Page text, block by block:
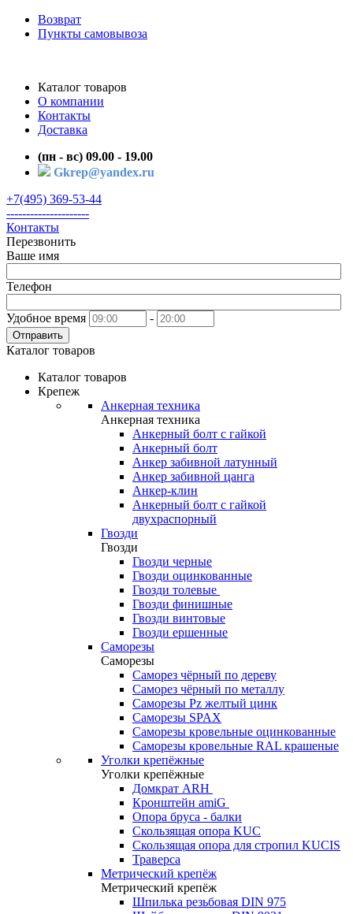
Возврат
Пункты самовывоза
Каталог товаров
О компании
Контакты
Доставка
(пн - вс) 09.00 - 19.00
Gkrep@yandex.ru
+7(495) 369-53-44
---------------------
Контакты
Перезвонить
Ваше имя
Телефон
Удобное время -
Отправить
Каталог товаров
Каталог товаров
Крепеж
Анкерная техника
Анкерная техника
Анкерный болт с гайкой
Анкерный болт
Анкер забивной латунный
Анкер забивной цанга
Анкер-клин
Анкерный болт с гайкой
двухраспорный
Гвозди
Гвозди
Гвозди черные
Гвозди оцинкованные
Гвозди толевые
Гвозди финишные
Гвозди винтовые
Гвозди ершенные
Саморезы
Саморезы
Саморез чёрный по дереву
Саморез чёрный по металлу
Саморезы Pz желтый цинк
Саморезы SPAX
Саморезы кровельные оцинкованные
Саморезы кровельные RAL крашеные
Уголки крепёжные
Уголки крепёжные
Домкрат ARH
Кронштейн amiG
Опора бруса - балки
Скользящая опора KUC
Скользящая опора для стропил KUCIS
Траверса
Метрический крепёж
Метрический крепёж
Шпилька резьбовая DIN 975